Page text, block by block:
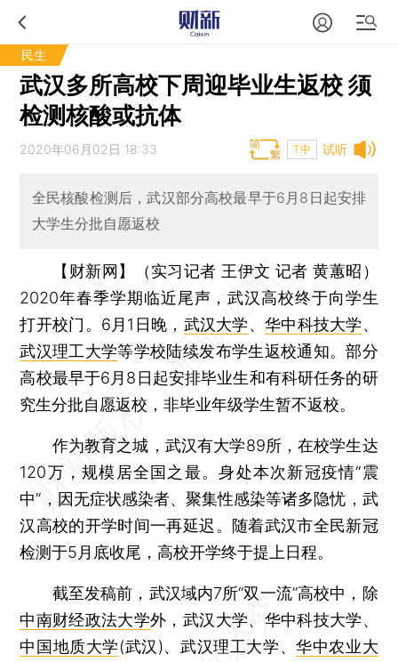
民生
武汉多所高校下周迎毕业生返校 须
检测核酸或抗体
试听
2020年06月02日 18:33 T中
全民核酸检测后，武汉部分高校最早于6月8日起安排
大学生分批自愿返校
【财新网】（实习记者 王伊文 记者 黄蕙昭）
2020年春季学期临近尾声，武汉高校终于向学生
打开校门。6月1日晚， 武汉大学、 华中科技大学、
武汉理工大学等学校陆续发布学生返校通知。部分
高校最早于6月8日起安排毕业生和有科研任务的研
究生分批自愿返校，非毕业年级学生暂不返校。
作为教育之城，武汉有大学89所，在校学生达
120万，规模居全国之最。身处本次新冠疫情“震
中”，因无症状感染者、聚集性感染等诸多隐忧，武
汉高校的开学时间一再延迟。随着武汉市全民新冠
检测于5月底收尾，高校开学终于提上日程。
截至发稿前，武汉域内7所“双一流”高校中，除
中南财经政法大学外，武汉大学、华中科技大学、
中国地质大学(武汉)、武汉理工大学、华中农业大